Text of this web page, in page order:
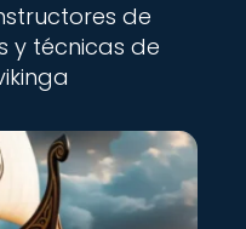
de
y técnicas de